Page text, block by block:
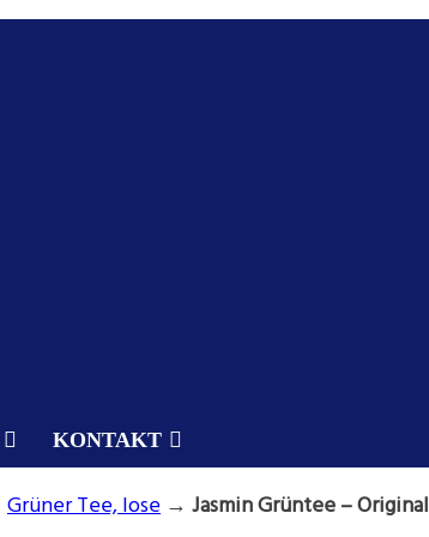
KONTAKT
Grüner Tee, lose → Jasmin Grüntee –